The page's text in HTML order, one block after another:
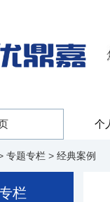
个
专题专栏 > 经典案例
栏